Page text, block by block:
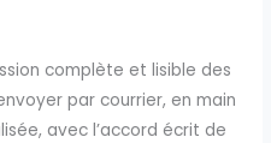
complète et lisible des
par courrier, en main
avec l’accord écrit de